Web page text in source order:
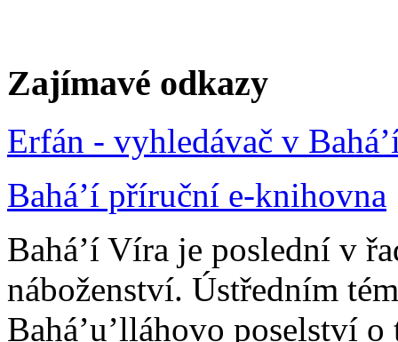
Zajímavé odkazy
Erfán - vyhledávač v
Bahá’í příruční e-knihovna
Bahá’í Víra je poslední v
náboženství. Ústředním
Bahá’u’lláhovo poselství